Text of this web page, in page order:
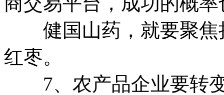
健国山药，就要聚焦
红枣。
7、农产品企业要转